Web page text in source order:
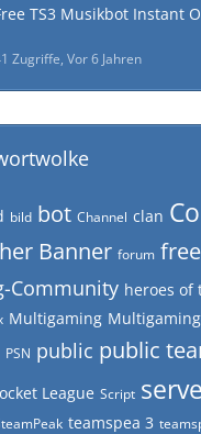
TS3 Musikbot Instant
Zugriffe, Vor 6 Jahren
bild bot Channel clan
Banner forum free
Community heroes of
Multigaming
PSN public public
League Script
teamspea 3